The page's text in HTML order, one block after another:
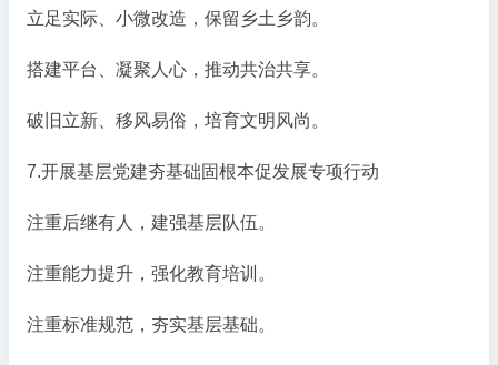
立足实际、小微改造，保留乡土乡韵。
搭建平台、凝聚人心，推动共治共享。
破旧立新、移风易俗，培育文明风尚。
7.开展基层党建夯基础固根本促发展专项行动
注重后继有人，建强基层队伍。
注重能力提升，强化教育培训。
注重标准规范，夯实基层基础。